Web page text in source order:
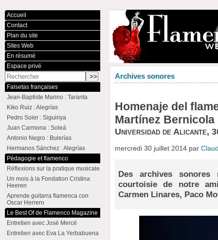
Archives sonores
Homenaje del
Martínez Bernicola
Universidad de Alicante,
mercredi 30 juillet 2014 par
Des archives
courtoisie de notre
Carmen Linares, Paco
Accueil
Contact
Plan du site
Sites Web
En résumé
Espace privé
Falsetas françaises
Jean-Baptiste Marino : Taranta
Kiko Ruiz : Alegrías
Pedro Soler : Siguiriya
Juan Carmona : Soleá
Antonio Negro : Bulerías
Hermanos Sánchez : Alegrías
Pédagogie et flamenco
Réflexions sur la pratique musicale
Un mois à la Fondation Cristina
Heeren
Aprende guitarra flamenca con
Oscar Herrero
Le Best Of de Flamenco Magazine
Entretien avec José Mercé
Entretien avec Eva La Yerbabuena